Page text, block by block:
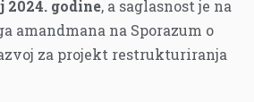
godine, a saglasnost je na
amandmana na Sporazum o
za projekt restrukturiranja